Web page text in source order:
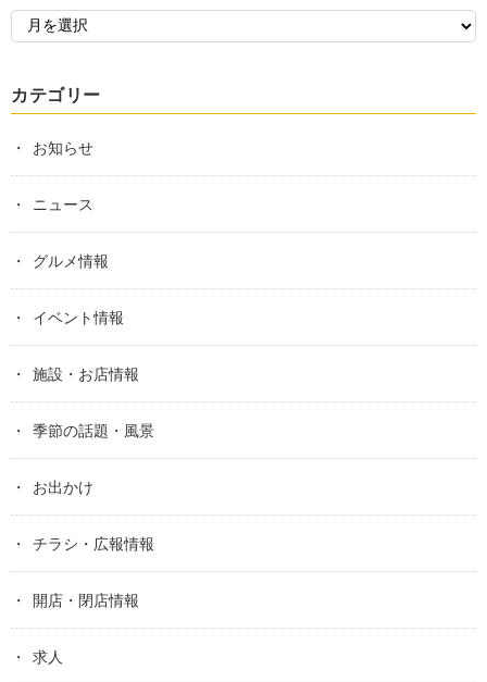
カテゴリー
お知らせ
ニュース
グルメ情報
イベント情報
施設・お店情報
季節の話題・風景
お出かけ
チラシ・広報情報
開店・閉店情報
求人